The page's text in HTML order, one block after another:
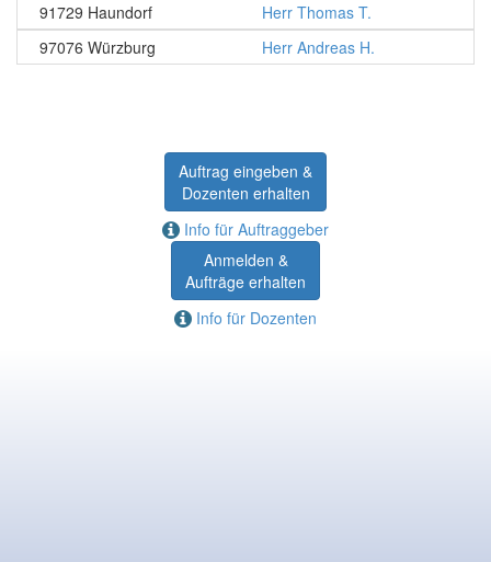
91729 Haundorf
Herr Thomas T.
97076 Würzburg
Herr Andreas H.
Auftrag eingeben &
Dozenten erhalten
Info für Auftraggeber
Anmelden &
Aufträge erhalten
Info für Dozenten